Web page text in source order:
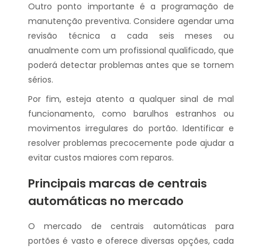
Outro ponto importante é a programação de
manutenção preventiva. Considere agendar uma
revisão técnica a cada seis meses ou
anualmente com um profissional qualificado, que
poderá detectar problemas antes que se tornem
sérios.
Por fim, esteja atento a qualquer sinal de mal
funcionamento, como barulhos estranhos ou
movimentos irregulares do portão. Identificar e
resolver problemas precocemente pode ajudar a
evitar custos maiores com reparos.
Principais marcas de centrais
automáticas no mercado
O mercado de centrais automáticas para
portões é vasto e oferece diversas opções, cada